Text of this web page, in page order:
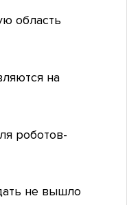
область
на
роботов-
не вышло